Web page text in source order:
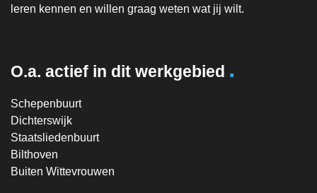
leren kennen en willen graag weten wat jij wilt.
O.a. actief in dit werkgebied .
Schepenbuurt
Dichterswijk
Staatsliedenbuurt
Bilthoven
Buiten Wittevrouwen